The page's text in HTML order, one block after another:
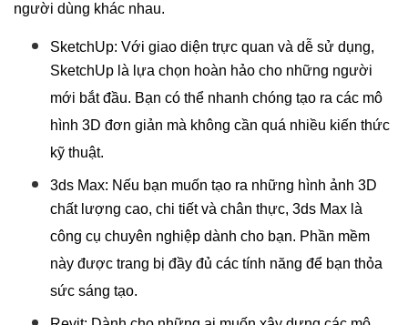
người dùng khác nhau.
SketchUp: Với giao diện trực quan và dễ sử dụng,
SketchUp là lựa chọn hoàn hảo cho những người
mới bắt đầu. Bạn có thể nhanh chóng tạo ra các mô
hình 3D đơn giản mà không cần quá nhiều kiến thức
kỹ thuật.
3ds Max: Nếu bạn muốn tạo ra những hình ảnh 3D
chất lượng cao, chi tiết và chân thực, 3ds Max là
công cụ chuyên nghiệp dành cho bạn. Phần mềm
này được trang bị đầy đủ các tính năng để bạn thỏa
sức sáng tạo.